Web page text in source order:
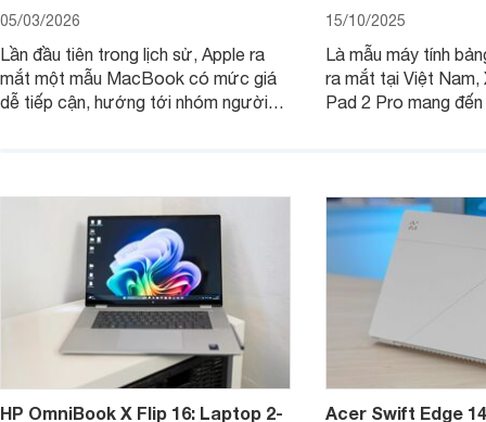
05/03/2026
Lần đầu tiên trong lịch sử, Apple ra
mắt một mẫu MacBook có mức giá
dễ tiếp cận, hướng tới nhóm người
hút sự quan tâm lớn từ thị trường.
15/10/2025
Là mẫu máy tính
ra mắt tại Việt Nam,
Pad 2 Pro mang
HP OmniBook X Flip 16: Laptop 2- Acer Swift Edge